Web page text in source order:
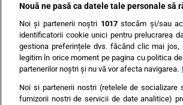
AI UN PONT?
Nouă ne pasă ca datele tale personale să
Noi și partenerii noștri 1017stocăm și/sau
identificatorii cookie unici pentru prelucrarea
gestiona preferințele dvs. făcând clic mai
legitim în orice moment pe pagina cu politica
partenerilor noștri și nu vă vor afecta navigarea.
Noi si partenerii nostri (retelele de
furnizorii nostri de servicii de date analitice)